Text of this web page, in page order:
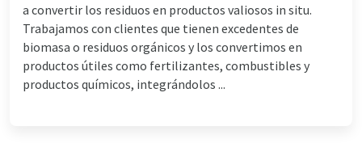
a convertir los residuos en productos valiosos in situ.
Trabajamos con clientes que tienen excedentes de
biomasa o residuos orgánicos y los convertimos en
productos útiles como fertilizantes, combustibles y
productos químicos, integrándolos ...